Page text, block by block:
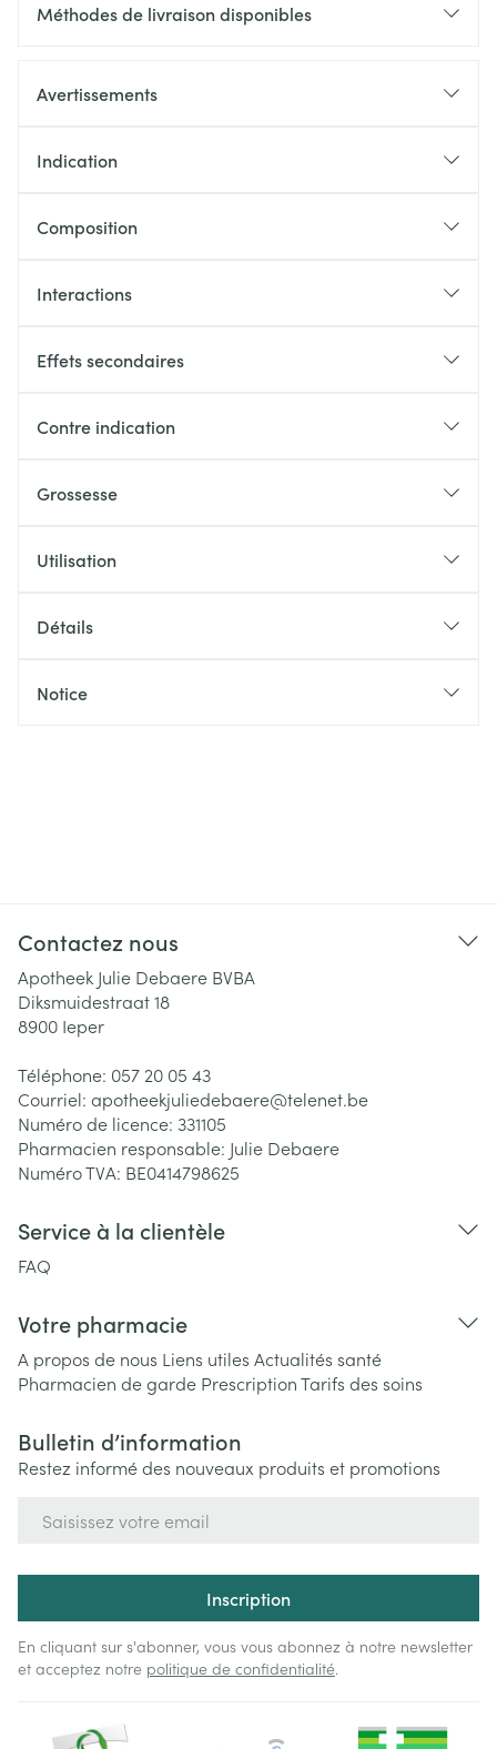
Méthodes de livraison disponibles
Avertissements
Indication
Composition
Interactions
Effets secondaires
Contre indication
Grossesse
Utilisation
Détails
Notice
Contactez nous
Apotheek Julie Debaere BVBA
Diksmuidestraat 18
8900 Ieper
Téléphone: 057 20 05 43
Courriel: apotheekjuliedebaere@telenet.be
Numéro de licence: 331105
Pharmacien responsable: Julie Debaere
Numéro TVA: BE0414798625
Service à la clientèle
FAQ
Votre pharmacie
A propos de nous Liens utiles Actualités santé
Pharmacien de garde PrescriptionTarifs des soins
Bulletin d’information
Restez informé des nouveaux produits et promotions
Inscription
En cliquant sur s'abonner, vous vous abonnez à notre newsletter
et acceptez notre politique de confidentialité.